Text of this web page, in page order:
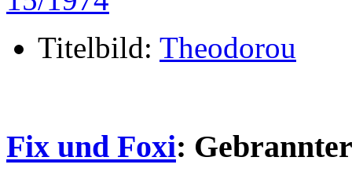
Titelbild: Theodorou
Fix und Foxi: